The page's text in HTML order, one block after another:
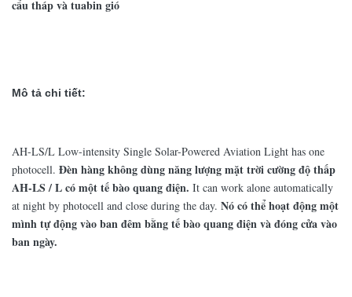
cẩu tháp và tuabin gió
Mô tả chi tiết:
AH-LS/L Low-intensity Single Solar-Powered Aviation Light has one
photocell. Đèn hàng không dùng năng lượng mặt trời cường độ thấp
AH-LS / L có một tế bào quang điện. It can work alone automatically
at night by photocell and close during the day. Nó có thể hoạt động một
mình tự động vào ban đêm bằng tế bào quang điện và đóng cửa vào
ban ngày.